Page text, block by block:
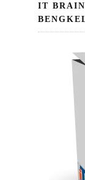
IT BRAIN